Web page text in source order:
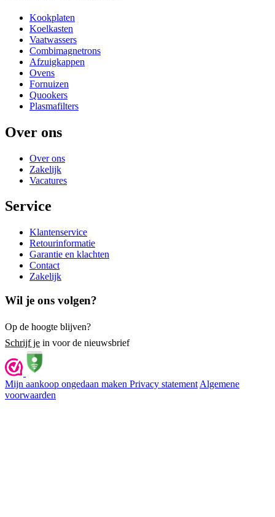
Kookplaten
Koelkasten
Vaatwassers
Combimagnetrons
Afzuigkappen
Ovens
Fornuizen
Quookers
Plasmafilters
Over ons
Over ons
Zakelijk
Vacatures
Service
Klantenservice
Retourinformatie
Garantie en klachten
Contact
Zakelijk
Wil je ons volgen?
Op de hoogte blijven?
Schrijf je in voor de nieuwsbrief
Mijn aankoop ongedaan maken Privacy statement Algemene
voorwaarden